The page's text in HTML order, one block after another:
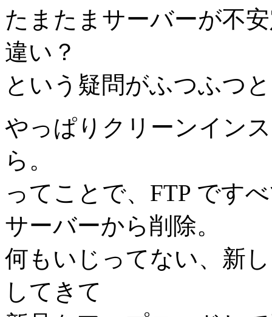
たまたまサーバーが不
違い？
という疑問がふつふつ
やっぱりクリーンイン
ら。
ってことで、FTP です
サーバーから削除。
何もいじってない、新
してきて